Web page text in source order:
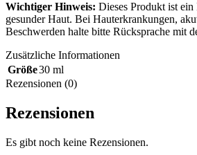
Wichtiger Hinweis: Dieses Produkt ist
gesunder Haut. Bei Hauterkrankungen,
Beschwerden halte bitte Rücksprache mit
Zusätzliche Informationen
Größe30 ml
Rezensionen (0)
Rezensionen
Es gibt noch keine Rezensionen.